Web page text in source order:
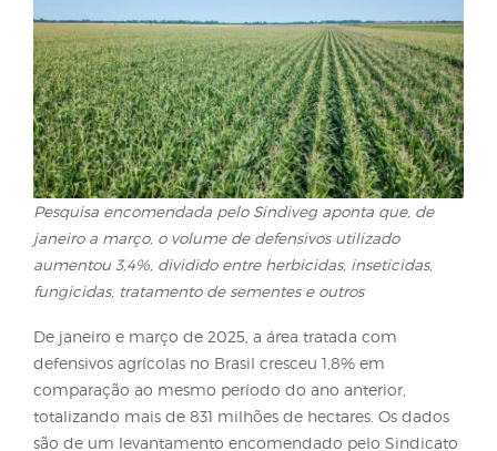
Pesquisa encomendada pelo Sindiveg aponta que,
janeiro a março, o volume de defensivos utilizado
aumentou 3,4%, dividido entre herbicidas,